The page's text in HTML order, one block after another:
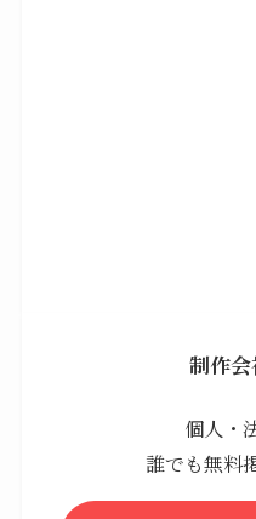
制作
個人・
誰でも無料